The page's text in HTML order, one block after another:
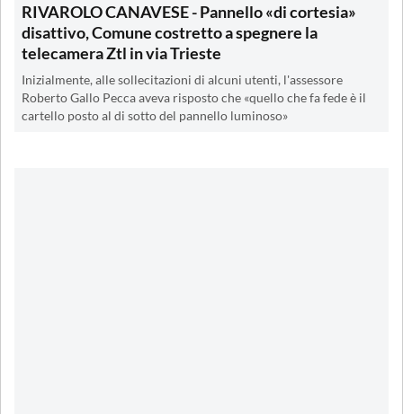
RIVAROLO CANAVESE - Pannello «di cortesia»
disattivo, Comune costretto a spegnere la
telecamera Ztl in via Trieste
Inizialmente, alle sollecitazioni di alcuni utenti, l'assessore
Roberto Gallo Pecca aveva risposto che «quello che fa fede è il
cartello posto al di sotto del pannello luminoso»